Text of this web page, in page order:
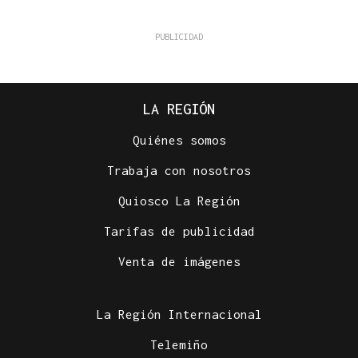
LA REGIÓN
Quiénes somos
Trabaja con nosotros
Quiosco La Región
Tarifas de publicidad
Venta de imágenes
La Región Internacional
Telemiño